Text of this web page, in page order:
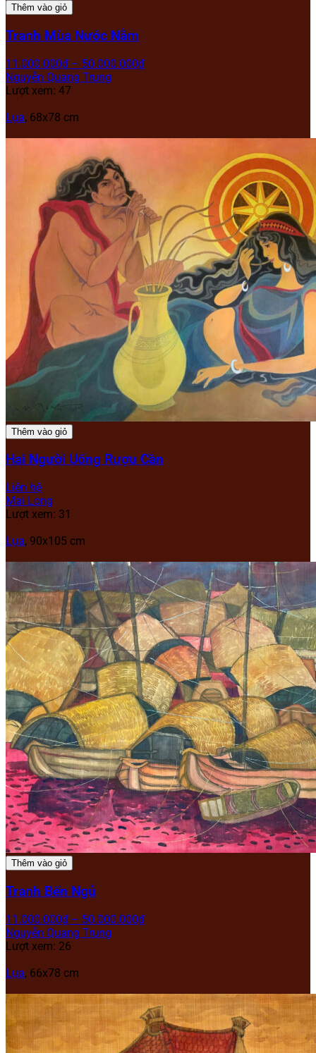
Thêm vào giỏ
Tranh Mùa Nước Nằm
11.000.000₫ – 50.000.000₫
Nguyễn Quang Trung
Lượt xem: 47
Lụa, 68x78 cm
Thêm vào giỏ
Hai Người Uống Rượu Cần
Liên hệ
Mai Long
Lượt xem: 31
Lụa, 90x105 cm
Thêm vào giỏ
Tranh Bến Ngủ
11.000.000₫ – 50.000.000₫
Nguyễn Quang Trung
Lượt xem: 26
Lụa, 66x78 cm